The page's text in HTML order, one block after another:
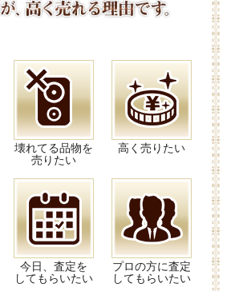
壊れてる品物を
売りたい
高く売りたい
今日、査定を
してもらいたい
プロの方に査定
してもらいたい